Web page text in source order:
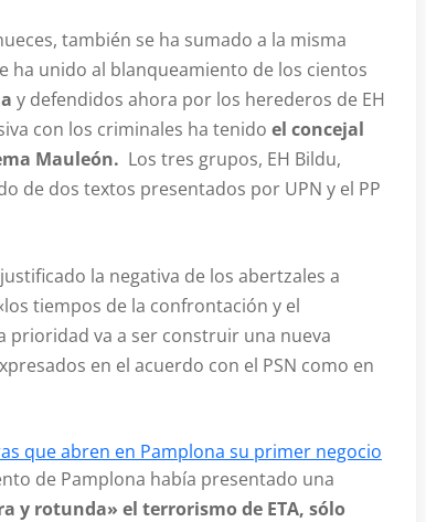
también se ha sumado a la misma
ha unido al blanqueamiento de los cientos
y defendidos ahora por los herederos de EH
con los criminales ha tenido el concejal
Mauleón. Los tres grupos, EH Bildu,
de dos textos presentados por UPN y el PP
la negativa de los abertzales a
tiempos de la confrontación y el
va a ser construir una nueva
en el acuerdo con el PSN como en
que abren en Pamplona su primer negocio
de Pamplona había presentado una
y rotunda» el terrorismo de ETA, sólo